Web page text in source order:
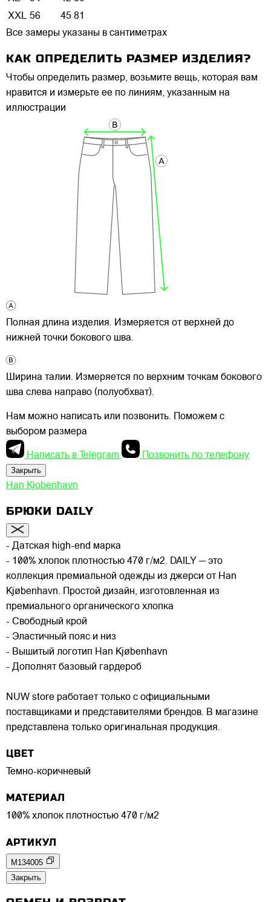
XXL 56 45 81
Все замеры указаны в сантиметрах
КАК ОПРЕДЕЛИТЬ РАЗМЕР ИЗДЕЛИЯ?
Чтобы определить размер, возьмите вещь, которая вам
нравится и измерьте ее по линиям, указанным на
иллюстрации
Полная длина изделия. Измеряется от верхней до
нижней точки бокового шва.
Ширина талии. Измеряется по верхним точкам бокового
шва слева направо (полуобхват).
Нам можно написать или позвонить. Поможем с
выбором размера
Написать в Telegram Позвонить по телефону
Закрыть
Han Kjobenhavn
БРЮКИ DAILY
- Датская high-end марка
- 100% хлопок плотностью 470 г/м2. DAILY — это
коллекция премиальной одежды из джерси от Han
Kjøbenhavn. Простой дизайн, изготовленная из
премиального органического хлопка
- Свободный крой
- Эластичный пояс и низ
- Вышитый логотип Han Kjøbenhavn
- Дополнят базовый гардероб
NUW store работает только с официальными
поставщиками и представителями брендов. В магазине
представлена только оригинальная продукция.
ЦВЕТ
Темно-коричневый
МАТЕРИАЛ
100% хлопок плотностью 470 г/м2
АРТИКУЛ
M134005
Закрыть